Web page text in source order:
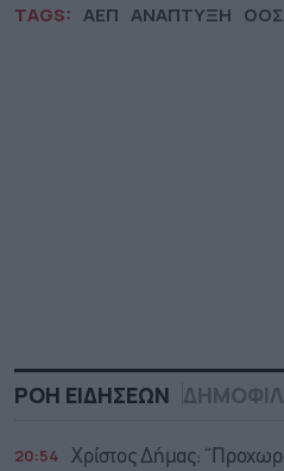
TAGS: ΑΕΠ ΑΝΑΠΤΥΞΗ
ΡΟΗ ΕΙΔΗΣΕΩΝ
20:54
Χρίστος Δήμας: